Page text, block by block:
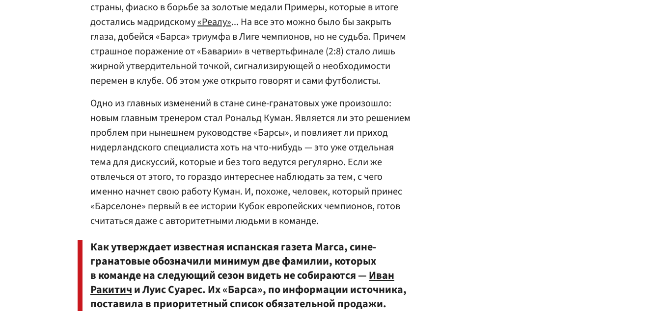
страны, фиаско в борьбе за золотые медали Примеры, которые в итоге
достались мадридскому«Реалу»... На все это можно было бы закрыть
глаза, добейся «Барса» триумфа в Лиге чемпионов, но не судьба. Причем
страшное поражение от «Баварии» в четвертьфинале (2:8) стало лишь
жирной утвердительной точкой, сигнализирующей о необходимости
перемен в клубе. Об этом уже открыто говорят и сами футболисты.
Одно из главных изменений в стане сине-гранатовых уже произошло:
новым главным тренером стал Рональд Куман. Является ли это решением
проблем при нынешнем руководстве «Барсы», и повлияет ли приход
нидерландского специалиста хоть на что-нибудь — это уже отдельная
тема для дискуссий, которые и без того ведутся регулярно. Если же
отвлечься от этого, то гораздо интереснее наблюдать за тем, с чего
именно начнет свою работу Куман. И, похоже, человек, который принес
«Барселоне» первый в ее истории Кубок европейских чемпионов, готов
считаться даже с авторитетными людьми в команде.
Как утверждает известная испанская газета Marca, сине-
гранатовые обозначили минимум две фамилии, которых
в команде на следующий сезон видеть не собираются —Иван
Ракитичи Луис Суарес. Их «Барса», по информации источника,
поставила в приоритетный список обязательной продажи.